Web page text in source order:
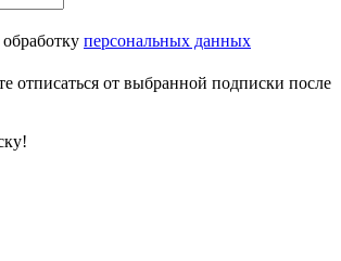
персональных данных
отписаться от выбранной подписки после